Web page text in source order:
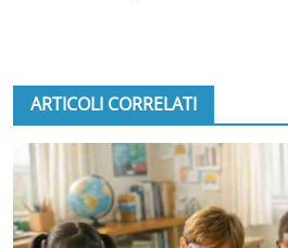
ARTICOLI CORRELATI